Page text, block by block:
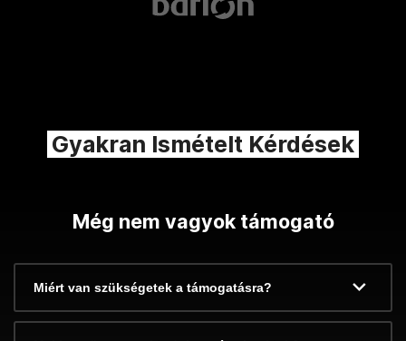
Gyakran Ismételt Kérdések
Még nem vagyok támogató
Miért van szükségetek a támogatásra?